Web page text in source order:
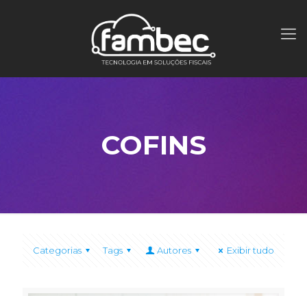
COFINS
Categorias Tags Autores Exibir tudo